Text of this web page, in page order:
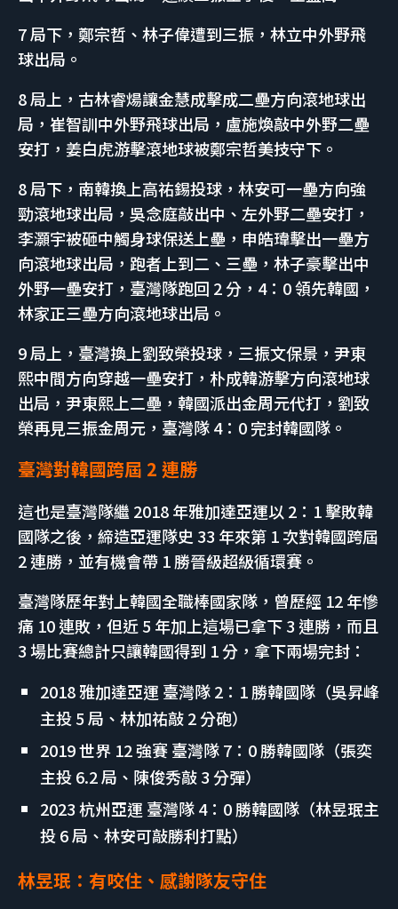
7 局下，鄭宗哲、林子偉遭到三振，林立中外野飛
球出局。
8 局上，古林睿煬讓金慧成擊成二壘方向滾地球出
局，崔智訓中外野飛球出局，盧施煥敲中外野二壘
安打，姜白虎游擊滾地球被鄭宗哲美技守下。
8 局下，南韓換上高祐錫投球，林安可一壘方向強
勁滾地球出局，吳念庭敲出中、左外野二壘安打，
李灝宇被砸中觸身球保送上壘，申皓瑋擊出一壘方
向滾地球出局，跑者上到二、三壘，林子豪擊出中
外野一壘安打，臺灣隊跑回 2 分，4：0 領先韓國，
林家正三壘方向滾地球出局。
9 局上，臺灣換上劉致榮投球，三振文保景，尹東
熙中間方向穿越一壘安打，朴成韓游擊方向滾地球
出局，尹東熙上二壘，韓國派出金周元代打，劉致
榮再見三振金周元，臺灣隊 4：0 完封韓國隊。
臺灣對韓國跨屆 2 連勝
這也是臺灣隊繼 2018 年雅加達亞運以 2：1 擊敗韓
國隊之後，締造亞運隊史 33 年來第 1 次對韓國跨屆
2 連勝，並有機會帶 1 勝晉級超級循環賽。
臺灣隊歷年對上韓國全職棒國家隊，曾歷經 12 年慘
痛 10 連敗，但近 5 年加上這場已拿下 3 連勝，而且
3 場比賽總計只讓韓國得到 1 分，拿下兩場完封：
2018 雅加達亞運 臺灣隊 2：1 勝韓國隊（吳昇峰
主投 5 局、林加祐敲 2 分砲）
2019 世界 12 強賽 臺灣隊 7：0 勝韓國隊（張奕
主投 6.2 局、陳俊秀敲 3 分彈）
2023 杭州亞運 臺灣隊 4：0 勝韓國隊（林昱珉主
投 6 局、林安可敲勝利打點）
林昱珉：有咬住、感謝隊友守住